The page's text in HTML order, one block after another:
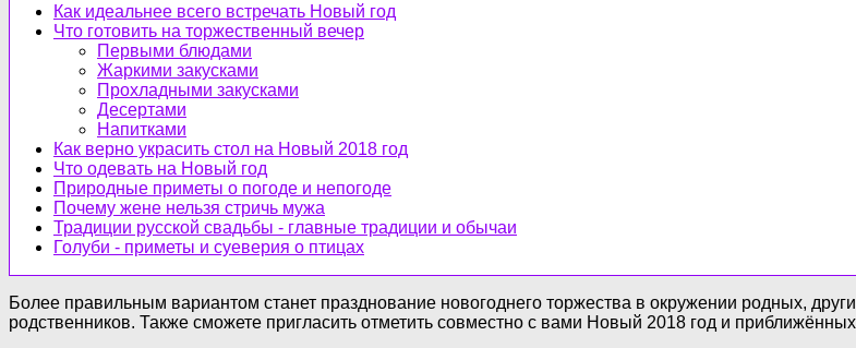
Как идеальнее всего встречать Новый год
Что готовить на торжественный вечер
Первыми блюдами
Жаркими закусками
Прохладными закусками
Десертами
Напитками
Как верно украсить стол на Новый 2018 год
Что одевать на Новый год
Природные приметы о погоде и непогоде
Почему жене нельзя стричь мужа
Традиции русской свадьбы - главные традиции и обычаи
Голуби - приметы и суеверия о птицах
Более правильным вариантом станет празднование новогоднего торжества в окружении родных,
родственников. Также сможете пригласить отметить совместно с вами Новый 2018 год и